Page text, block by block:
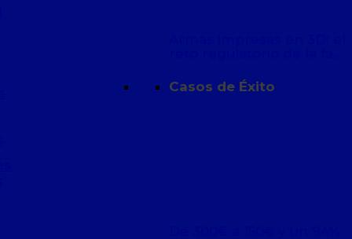
Casos de Éxito